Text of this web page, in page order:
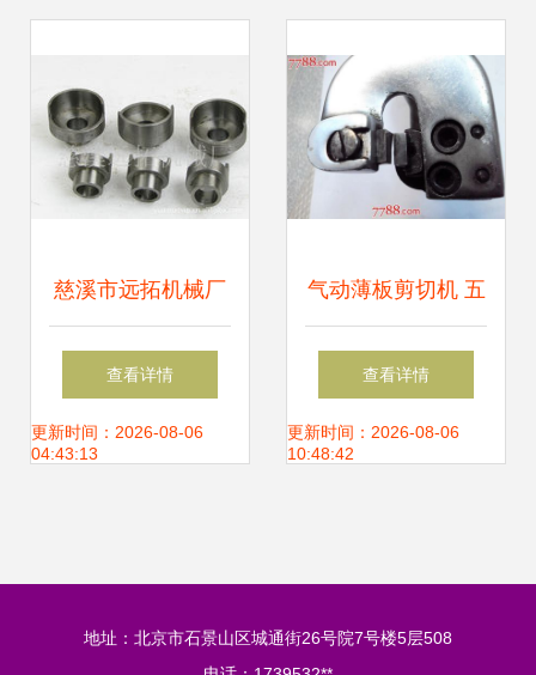
慈溪市远拓机械厂
五金零售领域的可
靠伙伴与东商网上
查看详情
更新时间：2026-08-06
04:43:13
气动薄板剪切机 五
金零售中的高效切
割利器
查看详情
更新时间：2026-08-06
10:48:42
地址：北京市石景山区城通街26号院7号楼5层508